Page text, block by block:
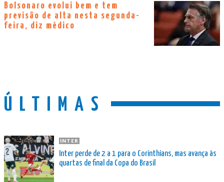
Bolsonaro evolui bem e tem
previsão de alta nesta segunda-
feira, diz médico
ÚLTIMAS
INTER
Inter perde de 2 a 1 para o Corinthians, mas avança às
quartas de final da Copa do Brasil